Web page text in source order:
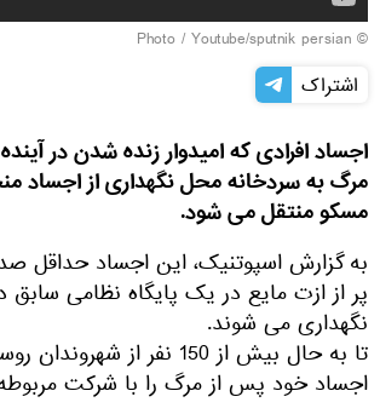
© Photo /
Youtube/sputnik persian
اشتراک
اجساد افرادی که امیدوار زنده شدن در
مرگ به سردخانه محل نگهداری از اجساد
مسکو منتقل می شود.
به گزارش اسپوتنیک، این اجساد حداقل
پر از ازت مایع در یک پایگاه نظامی
نگهداری می شوند.
تا به حال بیش از 150 نفر از
اجساد خود پس از مرگ را با شرکت مربوطه